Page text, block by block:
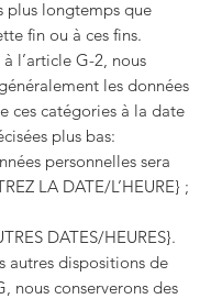
plus longtemps que
fin ou à ces fins.
l’article G-2, nous
les données
ces catégories à la date
plus bas:
personnelles sera
LA DATE/L’HEURE} ;
DATES/HEURES}.
autres dispositions de
nous conserverons des